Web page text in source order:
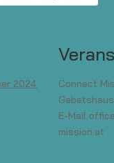
2024
Connect
Gebetshaus
E-Mail
mission.at